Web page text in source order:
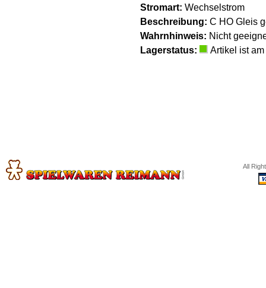
Stromart: Wechselstrom
Beschreibung: C HO Gleis
Wahrnhinweis: Nicht
Lagerstatus:
Artikel ist
All